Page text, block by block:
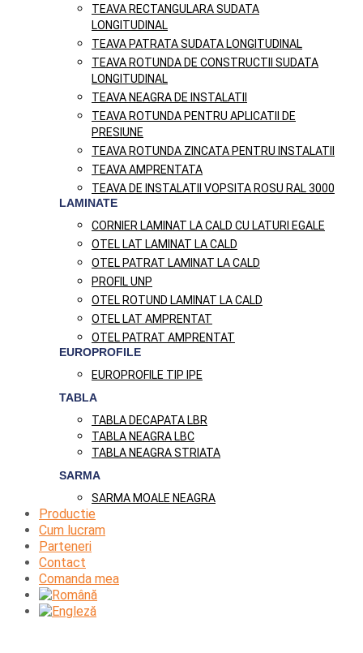
TEAVA RECTANGULARA SUDATA
LONGITUDINAL
TEAVA PATRATA SUDATA LONGITUDINAL
TEAVA ROTUNDA DE CONSTRUCTII SUDATA
LONGITUDINAL
TEAVA NEAGRA DE INSTALATII
TEAVA ROTUNDA PENTRU APLICATII DE
PRESIUNE
TEAVA ROTUNDA ZINCATA PENTRU INSTALATII
TEAVA AMPRENTATA
TEAVA DE INSTALATII VOPSITA ROSU RAL 3000
LAMINATE
CORNIER LAMINAT LA CALD CU LATURI EGALE
OTEL LAT LAMINAT LA CALD
OTEL PATRAT LAMINAT LA CALD
PROFIL UNP
OTEL ROTUND LAMINAT LA CALD
OTEL LAT AMPRENTAT
OTEL PATRAT AMPRENTAT
EUROPROFILE
EUROPROFILE TIP IPE
TABLA
TABLA DECAPATA LBR
TABLA NEAGRA LBC
TABLA NEAGRA STRIATA
SARMA
SARMA MOALE NEAGRA
Productie
Cum lucram
Parteneri
Contact
Comanda mea